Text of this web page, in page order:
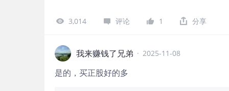
3,014 评论 1 分享
我来赚钱了兄弟 · 2025-11-08
是的，买正股好的多